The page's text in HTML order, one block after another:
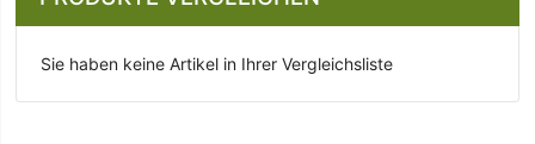
Sie haben keine Artikel in Ihrer Vergleichsliste